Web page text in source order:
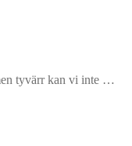
tyvärr kan vi inte …